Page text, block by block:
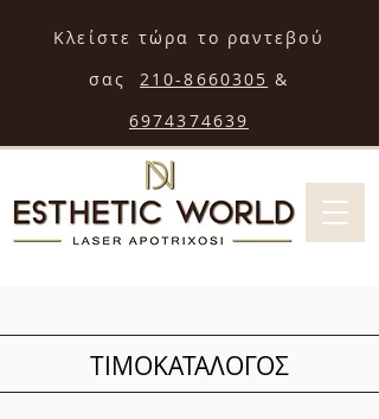
Κλείστε τώρα το ραντεβού
σας210-8660305 &
6974374639
ΤΙΜΟΚΑΤΑΛΟΓΟΣ